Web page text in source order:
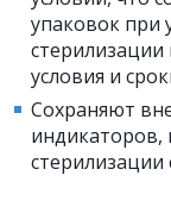
упаковок при
условия и
Сохраняют
индикаторов,